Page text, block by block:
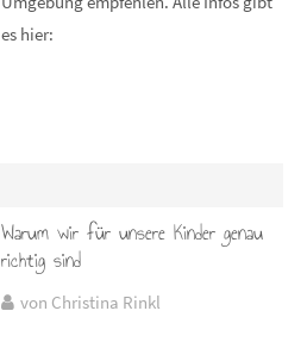
es hier:
Warum wir für unsere Kinder genau
richtig sind
von Christina Rinkl